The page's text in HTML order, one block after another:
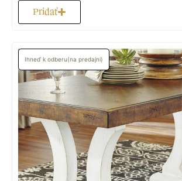
Pridať
Ihneď k odberu(na predajni)